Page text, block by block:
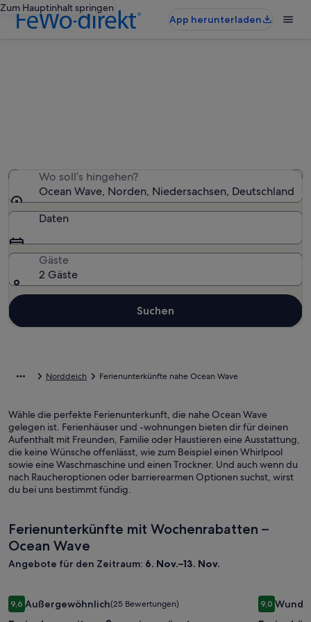
Zum Hauptinhalt springen
App herunterladen
Wo soll’s hingehen?
Ocean Wave, Norden, Niedersachsen, Deutschland
Daten
Gäste
2 Gäste
Suchen
Norddeich Ferienunterkünfte nahe Ocean Wave
Wähle die perfekte Ferienunterkunft, die nahe Ocean Wave
gelegen ist. Ferienhäuser und -wohnungen bieten dir für deinen
Aufenthalt mit Freunden, Familie oder Haustieren eine Ausstattung,
die keine Wünsche offenlässt, wie zum Beispiel einen Whirlpool
sowie eine Waschmaschine und einen Trockner. Und auch wenn du
nach Raucheroptionen oder barrierearmen Optionen suchst, wirst
du bei uns bestimmt fündig.
Ferienunterkünfte mit Wochenrabatten –
Ocean Wave
Angebote für den Zeitraum: 6. Nov.–13. Nov.
Bildergalerie
für
9,69,6 von 10, Außergewöhnlich, (25 Bewertungen)
Außergewöhnlich(25 Bewertungen)
Ferienhaus mit großem eingezäunten Grundstück direkt am
für
9,09,0 von